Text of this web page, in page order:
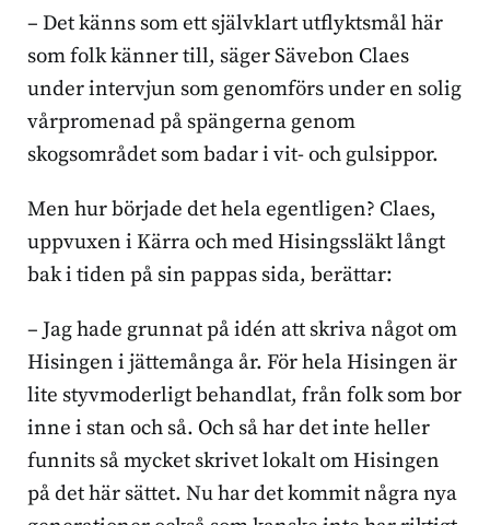
– Det känns som ett självklart utflyktsmål här
som folk känner till, säger Sävebon Claes
under intervjun som genomförs under en solig
vårpromenad på spängerna genom
skogsområdet som badar i vit- och gulsippor.
Men hur började det hela egentligen? Claes,
uppvuxen i Kärra och med Hisingssläkt långt
bak i tiden på sin pappas sida, berättar:
– Jag hade grunnat på idén att skriva något om
Hisingen i jättemånga år. För hela Hisingen är
lite styvmoderligt behandlat, från folk som bor
inne i stan och så. Och så har det inte heller
funnits så mycket skrivet lokalt om Hisingen
på det här sättet. Nu har det kommit några nya